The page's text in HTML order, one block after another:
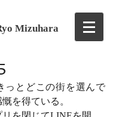
Mizuhara
っとどこの街を選んで
を得ている。